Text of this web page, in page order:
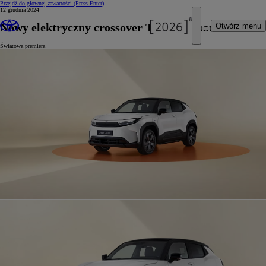
Przejdź do głównej zawartości (Press Enter)
Otwórz menu
12 grudnia 2024
Nowy elektryczny crossover Toyota Urban Cruiser
Światowa premiera